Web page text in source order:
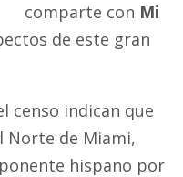
comparte con Mi
de este gran
censo indican que
Norte de Miami,
hispano por